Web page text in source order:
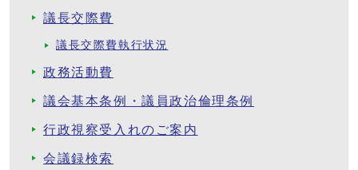
議長交際費
議長交際費執行状況
政務活動費
議会基本条例・議員政治倫理条例
行政視察受入れのご案内
会議録検索